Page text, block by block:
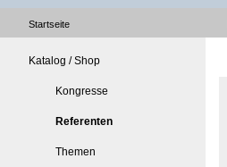
Startseite
Katalog / Shop
Kongresse
Referenten
Themen